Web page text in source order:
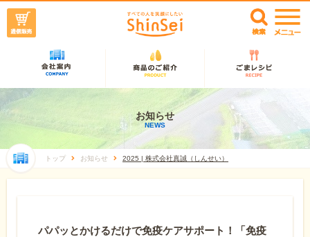
お知らせ
NEWS
トップ お知らせ 2025 | 株式会社真誠（しんせい）
パパッとかけるだけで免疫ケアサポート！「免疫